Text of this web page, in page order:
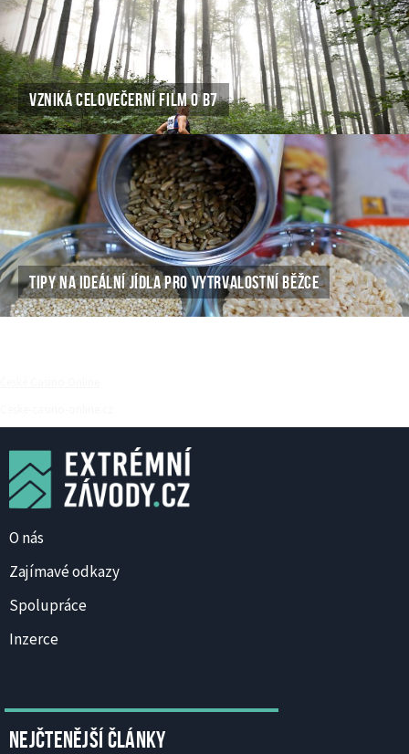
VZNIKÁ CELOVEČERNÍ FILM O B7
TIPY NA IDEÁLNÍ JÍDLA PRO VYTRVALOSTNÍ BĚŽCE
O nás
Zajímavé odkazy
Spolupráce
Inzerce
Nejčtenější články